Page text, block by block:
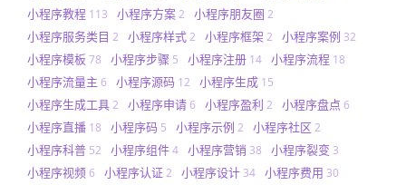
小程序教程 113 小程序方案2 小程序朋友圈 2
小程序服务类目 2 小程序样式2 小程序框架 2 小程序案例 32
小程序模板 78 小程序步骤 5 小程序注册 14 小程序流程 18
小程序流量主 6 小程序源码 12 小程序生成 15
小程序生成工具2 小程序申请6 小程序盈利 2 小程序盘点 6
小程序直播 18 小程序码 5 小程序示例 2 小程序社区 2
小程序科普 52 小程序组件4 小程序营销 38 小程序裂变 3
小程序视频6 小程序认证2 小程序设计 34 小程序费用 30